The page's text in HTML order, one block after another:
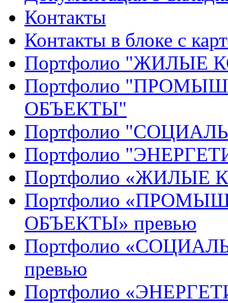
Контакты
Контакты в блоке с
Портфолио "ЖИЛЫЕ
Портфолио
ОБЪЕКТЫ"
Портфолио
Портфолио
Портфолио «ЖИЛЫЕ
Портфолио
ОБЪЕКТЫ» превью
Портфолио
превью
Портфолио